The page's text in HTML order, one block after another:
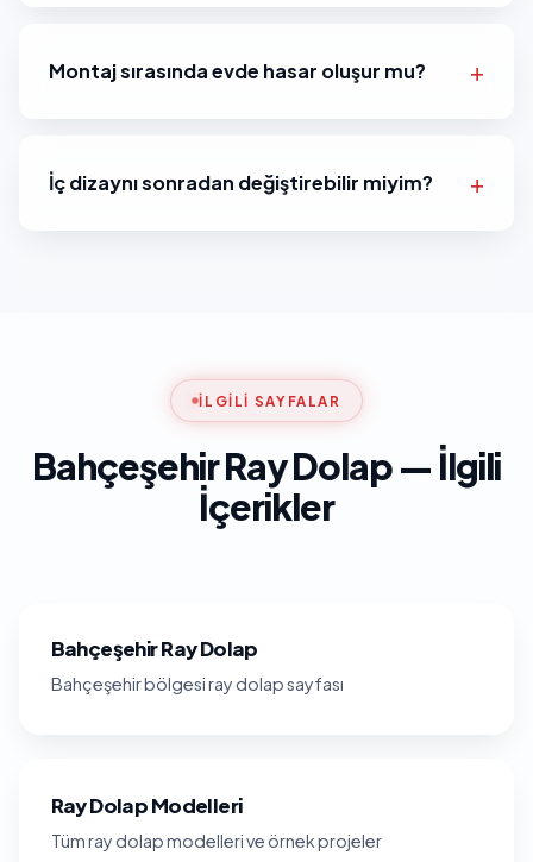
Montaj sırasında evde hasar oluşur mu?
İç dizaynı sonradan değiştirebilir miyim?
İLGILI SAYFALAR
Bahçeşehir Ray Dolap — İlgili
İçerikler
Bahçeşehir Ray Dolap
Bahçeşehir bölgesi ray dolap sayfası
Ray Dolap Modelleri
Tüm ray dolap modelleri ve örnek projeler